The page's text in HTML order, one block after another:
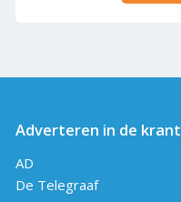
Adverteren in de krant
AD
De Telegraaf